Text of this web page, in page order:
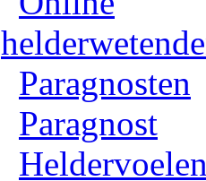
Paragnosten
Paragnost